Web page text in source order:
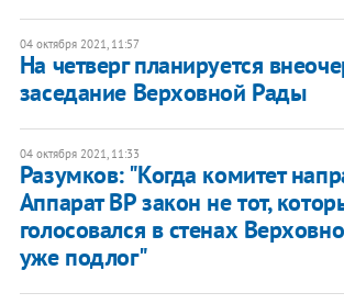
04 октября 2021, 11:57
На четверг планируется
заседание Верховной Рады
04 октября 2021, 11:33
Разумков: "Когда комитет
Аппарат ВР закон не тот,
голосовался в стенах
уже подлог"